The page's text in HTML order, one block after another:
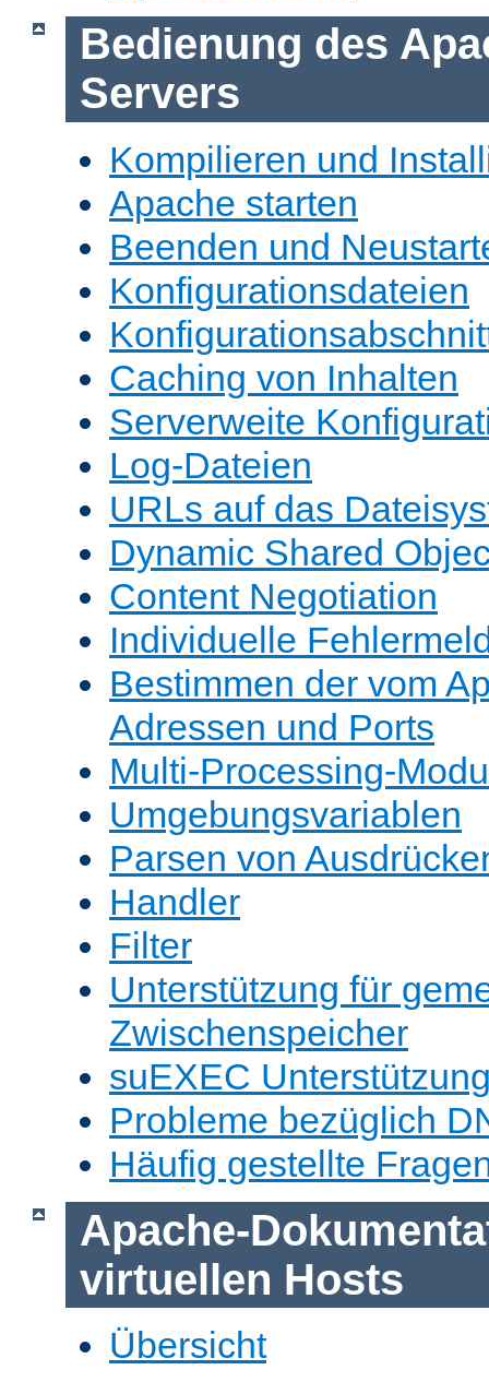
Bedienung des
Servers
Kompilieren und
Apache starten
Beenden und
Konfigurationsdateien
Caching von Inhalten
Serverweite
Log-Dateien
URLs auf das
Dynamic Shared
Content Negotiation
Individuelle
Bestimmen der vom
Adressen und Ports
Multi-Processing-
Umgebungsvariablen
Parsen von
Handler
Filter
Unterstützung für
Zwischenspeicher
suEXEC
Probleme bezüglich
Häufig gestellte
Apache-
virtuellen Hosts
Übersicht